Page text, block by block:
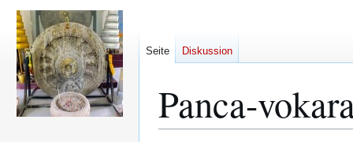
Panca-
Seite Diskussion